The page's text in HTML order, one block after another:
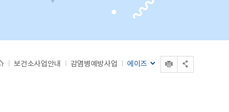
보건소사업안내 감염병예방사업 에이즈